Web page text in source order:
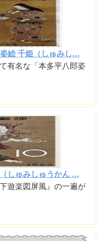
絵 千姫（しゅみし...
有名な「本多平八郎姿
しゅみしゅうかん ...
遊楽図屏風』の一遍が